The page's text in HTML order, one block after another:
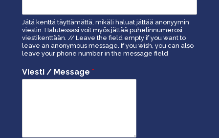
Jätä kenttä täyttämättä, mikäli haluat jättää anonyymin
viestin. Halutessasi voit myös jättää puhelinnumerosi
viestikenttään. // Leave the field empty if you want to
leave an anonymous message. If you wish, you can also
leave your phone number in the message field
Viesti / Message *